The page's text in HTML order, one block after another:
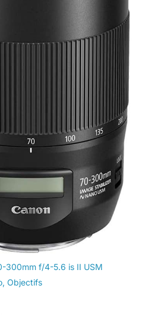
300mm f/4-5.6 is II USM
, Objectifs